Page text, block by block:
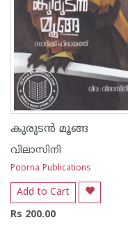
കുരുട‌ന്‍ മൂങ്ങ
വിലാസിനി
Poorna Publications
Add to Cart
Rs 200.00